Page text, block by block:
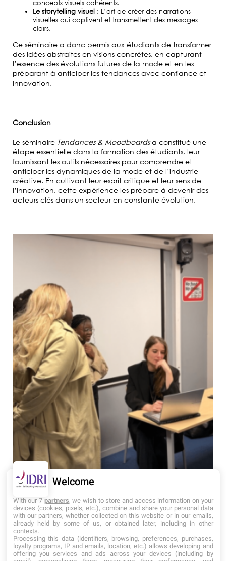
concepts visuels cohérents.
Le storytelling visuel : L’art de créer des narrations
visuelles qui captivent et transmettent des messages
clairs.
Ce séminaire a donc permis aux étudiants de transformer
des idées abstraites en visions concrètes, en capturant
l’essence des évolutions futures de la mode et en les
préparant à anticiper les tendances avec confiance et
innovation.
Conclusion
Le séminaire Tendances & Moodboardsa constitué une
étape essentielle dans la formation des étudiants, leur
fournissant les outils nécessaires pour comprendre et
anticiper les dynamiques de la mode et de l’industrie
créative. En cultivant leur esprit critique et leur sens de
l’innovation, cette expérience les prépare à devenir des
acteurs clés dans un secteur en constante évolution.
< RETOUR AUX ACTUALITÉS >
Welcome
With our 7 partners, we wish to store and access information on your
devices (cookies, pixels, etc.), combine and share your personal data
with our partners, whether collected on this website or in our emails,
already held by some of us, or obtained later, including in other
contexts.
Processing this data (identifiers, browsing, preferences, purchases,
loyalty programs, IP and emails, location, etc.) allows developing and
offering you services and ads across your devices (including by